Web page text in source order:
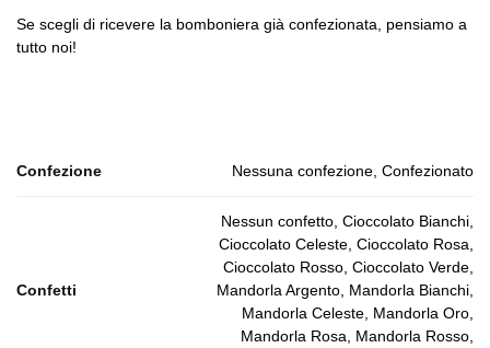
Se scegli di ricevere la bomboniera già confezionata, pensiamo a
tutto noi!
Confezione Nessuna confezione, Confezionato
Confetti
Nessun confetto, Cioccolato Bianchi,
Cioccolato Celeste, Cioccolato Rosa,
Cioccolato Rosso, Cioccolato Verde,
Mandorla Argento, Mandorla Bianchi,
Mandorla Celeste, Mandorla Oro,
Mandorla Rosa, Mandorla Rosso,